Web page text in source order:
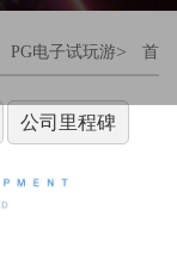
首
>
PG电子试玩游
公司里程碑